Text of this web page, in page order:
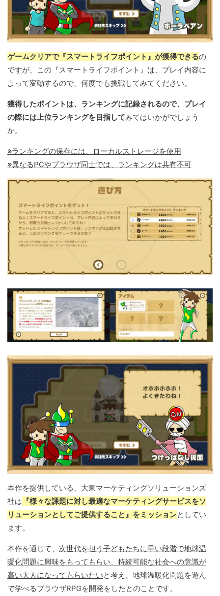
ゲームクリアで『スマートライフポイント』が獲得できるの
ですが、この『スマートライフポイント』は、プレイ内容に
よって変動するので、何度でも挑戦してみてください。
獲得したポイントは、ランキングに記録されるので、プレイ
の際には上位ランキングを目指してみてはいかがでしょう
か。
※ランキングの保存には、ローカルストレージを使用
※異なるPCやブラウザ同士では、ランキングは共有不可
本作を提供している、大東マーケティングソリューションズ
社は 『様々な課題に対し最適なマーケティングサービスをソ
リューションとしてご提供すること』をミッションとしてい
ます。
本作を通じて、 次世代を担う子どもたちに早い段階で地球温
暖化問題に興味をもってもらい、持続可能な社会への意識が
高い大人になってもらいたいと考え、地球温暖化問題を遊ん
で学べるブラウザRPGを開発をしたとのことです。